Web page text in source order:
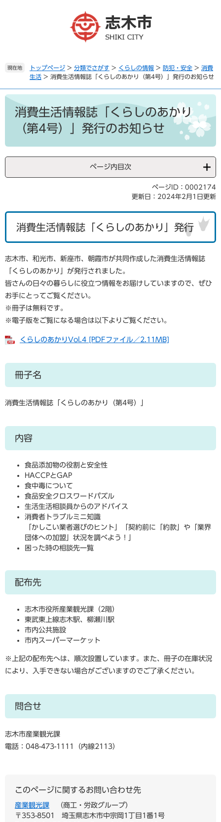
。
て
本
現在地 トップページ > 分類でさがす > くらしの情報 > 防犯・安全 > 消費
生活 > 消費生活情報誌「くらしのあかり（第4号）」発行のお知らせ
本
消費生活情報誌「くらしのあかり
（第4号）」発行のお知らせ
ページ内目次
ページID：0002174
更新日：2024年2月1日更新
消費生活情報誌「くらしのあかり」発行
志木市、和光市、新座市、朝霞市が共同作成した消費生活情報誌
「くらしのあかり」が発行されました。
皆さんの日々の暮らしに役立つ情報をお届けしていますので、ぜひ
お手にとってご覧ください。
※冊子は無料です。
※電子版をご覧になる場合は以下よりご覧ください。
くらしのあかりVol.4 [PDFファイル／2.11MB]
冊子名
消費生活情報誌「くらしのあかり（第4号）」
内容
食品添加物の役割と安全性
HACCPとGAP
食中毒について
食品安全クロスワードパズル
生活生活相談員からのアドバイス
消費者トラブルミニ知識
「かしこい業者選びのヒント」「契約前に「約款」や「業界
団体への加盟」状況を調べよう！」
困った時の相談先一覧
配布先
志木市役所産業観光課（2階）
東武東上線志木駅、柳瀬川駅
市内公共施設
市内スーパーマーケット
※上記の配布先へは、順次設置しています。また、冊子の在庫状況
により、入手できない場合がございますのでご了承ください。
問合せ
志木市産業観光課
電話：048-473-1111（内線2113）
このページに関するお問い合わせ先
産業観光課
商工・労政グループ
〒353-8501
埼玉県志木市中宗岡1丁目1番1号